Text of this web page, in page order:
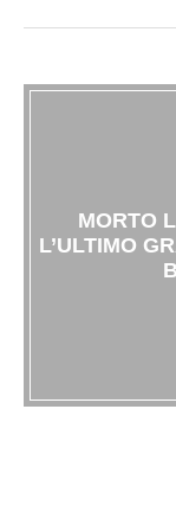
MORTO
L’ULTIMO